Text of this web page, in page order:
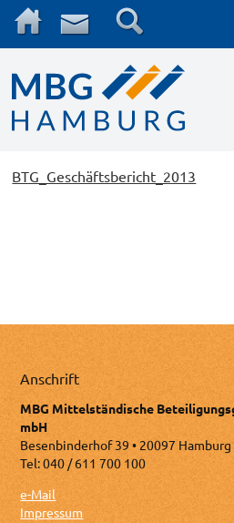
BTG_Geschäftsbericht_2013
Anschrift
MBG Mittelständische
mbH
Besenbinderhof 39 • 20097 Hamburg
Tel: 040 / 611 700 100
e-Mail
Impressum